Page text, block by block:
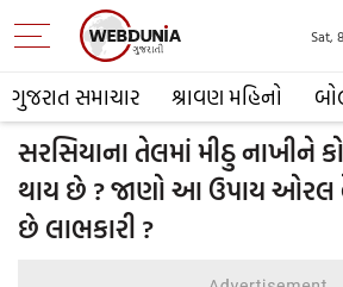
ગુજરાત સમાચાર શ્રાવણ મહિનો
Sat,
સરસિયાના તેલમાં મીઠુ નાખીને
થાય છે ? જાણો આ ઉપાય ઓરલ
છે લાભકારી ?